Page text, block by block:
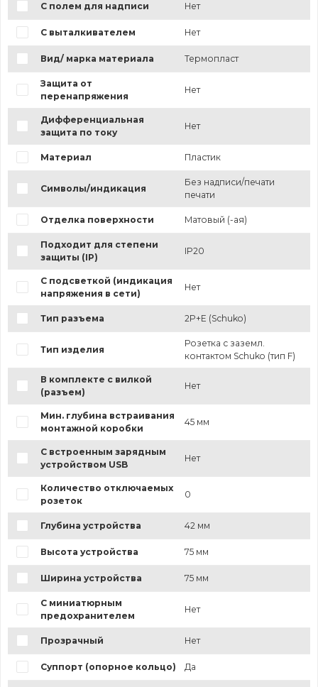
С полем для надписи Нет
С выталкивателем Нет
Вид/ марка материала Термопласт
Защита от
перенапряжения
Нет
Дифференциальная
защита по току
Нет
Материал Пластик
Символы/индикация
Без надписи/печати
печати
Отделка поверхности Матовый (-ая)
Подходит для степени
защиты (IP)
IP20
С подсветкой (индикация
напряжения в сети)
Нет
Тип разъема 2P+E (Schuko)
Тип изделия
Розетка с заземл.
контактом Schuko (тип F)
В комплекте с вилкой
(разъем)
Нет
Мин. глубина встраивания
монтажной коробки
45 мм
С встроенным зарядным
устройством USB
Нет
Количество отключаемых
розеток
0
Глубина устройства 42 мм
Высота устройства 75 мм
Ширина устройства 75 мм
С миниатюрным
предохранителем
Нет
Прозрачный Нет
Суппорт (опорное кольцо) Да